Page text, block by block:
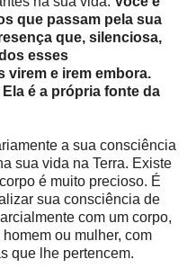
que passam pela sua
que, silenciosa,
esses
virem e irem embora.
é a própria fonte da
a sua consciência
sua vida na Terra. Existe
é muito precioso. É
sua consciência de
com um corpo,
ou mulher, com
que lhe pertencem.